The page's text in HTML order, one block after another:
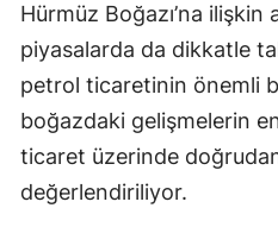
Siirt
Hürmüz Boğazı’na ilişkin
piyasalarda da dikkatle
petrol ticaretinin önemli
boğazdaki gelişmelerin
ticaret üzerinde
değerlendiriliyor.